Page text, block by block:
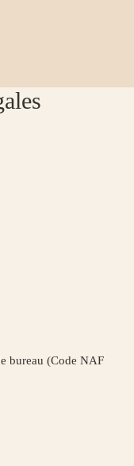
bureau (Code NAF